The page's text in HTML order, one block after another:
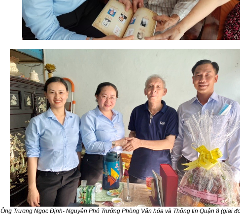
Ông Trương Ngọc Định- Nguyên Phó Trưởng Phòng Văn hóa và Thông tin Quận 8 (giai